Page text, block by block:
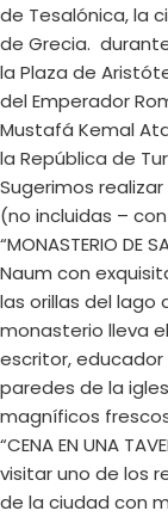
de Tesalónica, la
de Grecia.
la Plaza de
del Emperador
Mustafá Kemal
la República de
Sugerimos
(no incluidas –
“MONASTERIO DE
Naum con
las orillas del lago
monasterio lleva
escritor,
paredes de la
magníficos
“CENA EN UNA
visitar uno de los
de la ciudad con